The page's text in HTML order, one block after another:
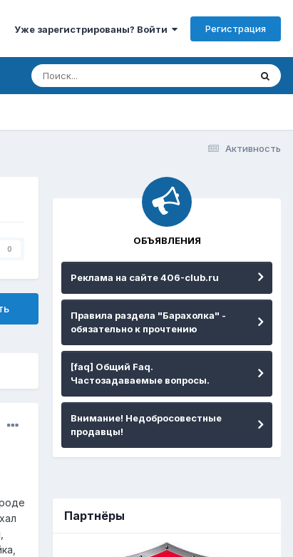
Уже зарегистрированы? Войти Регистрация
Активность
0
ОБЪЯВЛЕНИЯ
Реклама на сайте 406-club.ru
Правила раздела "Барахолка" -
обязательно к прочтению
[faq] Общий Faq.
Частозадаваемые вопросы.
Внимание! Недобросовестные
продавцы!
Партнёры